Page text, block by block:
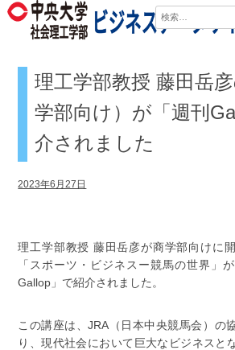
検
索:
理工学部教授 藤田岳
学部向け）が「週刊
介されました
2023年6月27日
理工学部教授 藤田岳彦が商学部向けに
「スポーツ・ビジネスー競馬の世界」
Gallop」で紹介されました。
この講座は、JRA（日本中央競馬会）の
り、現代社会において巨大なビジネスと